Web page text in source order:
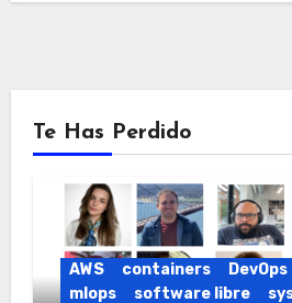
Te Has Perdido
AWS containers DevOps
mlops
software libre